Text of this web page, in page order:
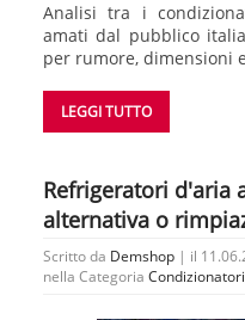
Analisi tra i
amati dal pubblico
per rumore, dimensioni
LEGGI TUTTO
Refrigeratori d'aria
alternativa o
Scritto da Demshop | il
nella Categoria Condizionatori